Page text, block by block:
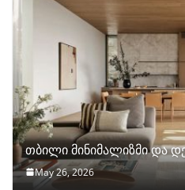
თბილი მინიმალიზმი და
May 26, 2026